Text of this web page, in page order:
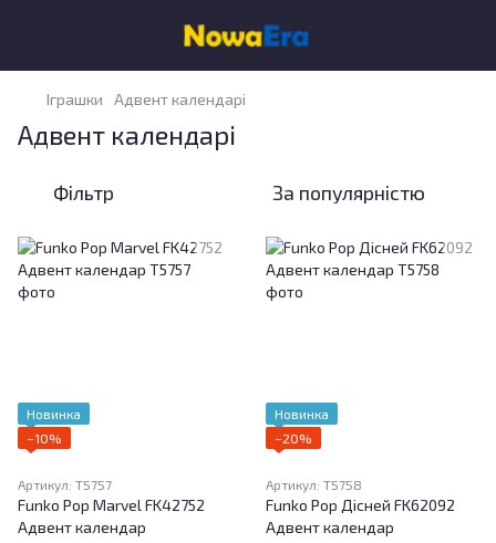
Іграшки Адвент календарі
Адвент календарі
Фільтр За популярністю
Новинка
−10%
Артикул: T5757
Funko Pop Marvel FK42752
Адвент календар
Новинка
−20%
Артикул: T5758
Funko Pop Дісней FK62092
Адвент календар